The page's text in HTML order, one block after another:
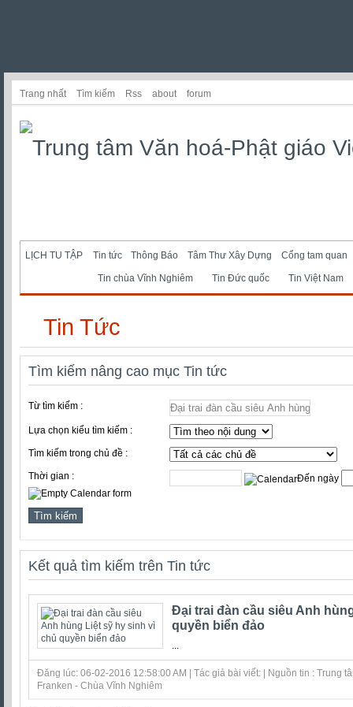
Trang nhất Tìm kiếm Rss about forum
LỊCH TU TẬP Tin tức
Tin chùa Vĩnh Nghiêm Tin Đức quốc Tin Việt Nam
Thông Báo Tâm Thư Xây Dựng Cổng tam quan
Tin Tức
Tìm kiếm nâng cao mục Tin tức
Từ tìm kiếm :
Lựa chọn kiểu tìm kiếm :
Tìm kiếm trong chủ đề :
Thời gian : Đến ngày
Kết quả tìm kiếm trên Tin tức
Đại trai đàn cầu siêu Anh
quyền biển đảo
Đăng lúc: 06-02-2016 12:58:00 AM | Tác giả bài viết: | Nguồn tin : Trung
Franken - Chùa Vĩnh Nghiêm